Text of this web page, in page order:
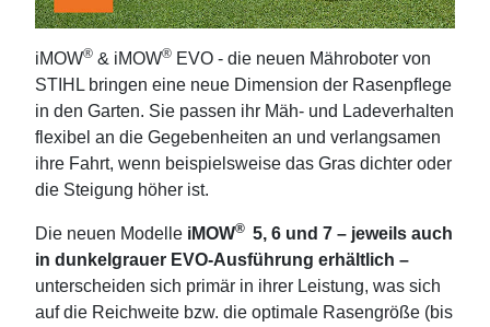
iMOW® & iMOW® EVO - die neuen Mähroboter von
STIHL bringen eine neue Dimension der Rasenpﬂege
in den Garten. Sie passen ihr Mäh- und Ladeverhalten
flexibel an die Gegebenheiten an und verlangsamen
ihre Fahrt, wenn beispielsweise das Gras dichter oder
die Steigung höher ist.
Die neuen Modelle iMOW® 5, 6 und 7 – jeweils auch
in dunkelgrauer EVO-Ausführung erhältlich –
unterscheiden sich primär in ihrer Leistung, was sich
auf die Reichweite bzw. die optimale Rasengröße (bis